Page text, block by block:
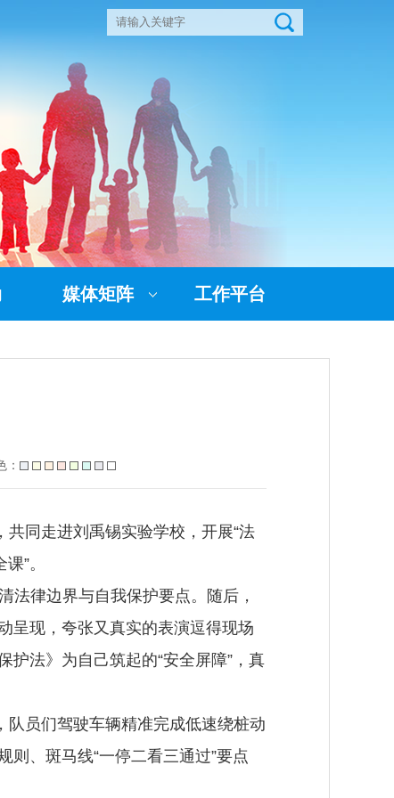
媒体矩阵 工作平台
：
同走进刘禹锡实验学校，开展“法
”。
法律边界与自我保护要点。随后，
呈现，夸张又真实的表演逗得现场
法》为自己筑起的“安全屏障”，真
队员们驾驶车辆精准完成低速绕桩动
、斑马线“一停二看三通过”要点